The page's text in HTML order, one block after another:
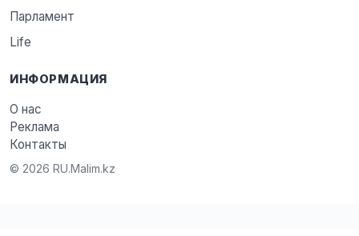
Парламент
Life
ИНФОРМАЦИЯ
О нас
Реклама
Контакты
© 2026 RU.Malim.kz